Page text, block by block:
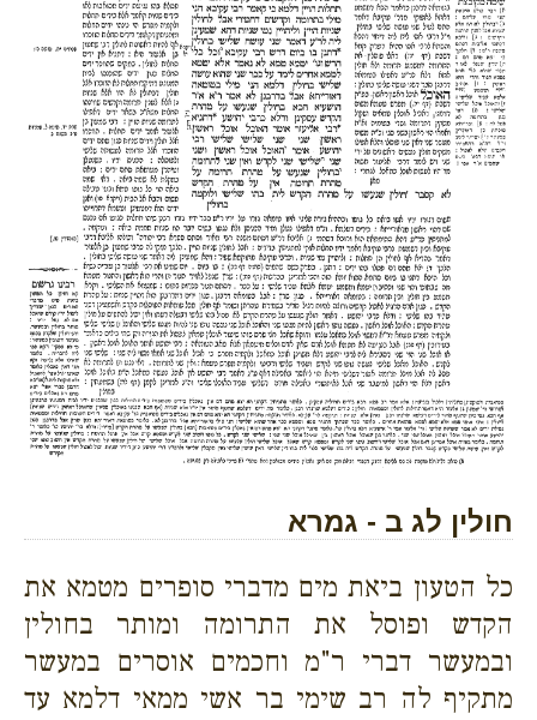
חולין לג ב - גמרא
כל הטעון ביאת מים מדברי סופרים מטמא את
הקדש ופוסל את התרומה ומותר בחולין
ובמעשר דברי ר"מ וחכמים אוסרים במעשר
מתקיף לה רב שימי בר אשי ממאי דלמא עד